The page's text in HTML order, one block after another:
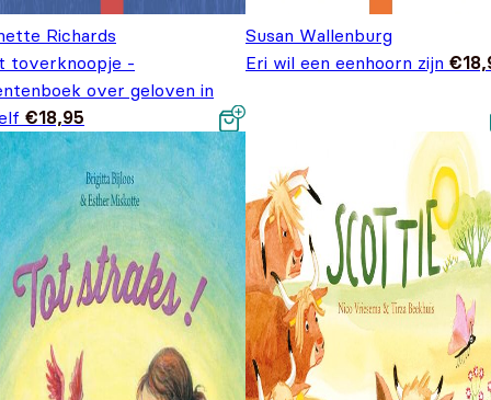
Richards
toverknoopje -
over geloven in
€18,95
Susan Wallenburg
Eri wil een eenhoorn zijn €